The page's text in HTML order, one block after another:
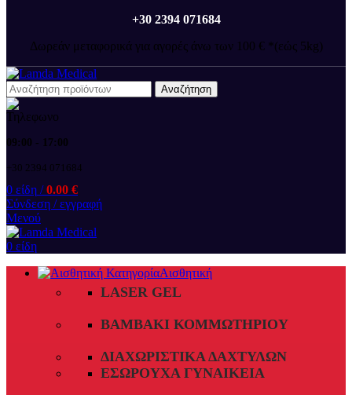
+30 2394 071684
Δωρεάν μεταφορικά για αγορές άνω των 100 € *(εώς 5kg)
Αναζήτηση
09:00 - 17:00
+30 2394 071684
0 είδη / 0.00 €
Σύνδεση / εγγραφή
Μενού
0 είδη
Αισθητική
LASER GEL
ΒΑΜΒΆΚΙ ΚΟΜΜΩΤΗΡΊΟΥ
ΔΙΑΧΩΡΙΣΤΙΚΆ ΔΑΧΤΎΛΩΝ
ΕΣΏΡΟΥΧΑ ΓΥΝΑΙΚΕΊΑ